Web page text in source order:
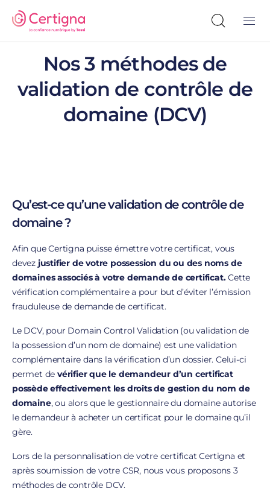
Nos 3 méthodes de
validation de contrôle de
domaine (DCV)
Qu’est-ce qu’une validation de contrôle de
domaine ?
Afin que Certigna puisse émettre votre certificat, vous
devez justifier de votre possession du ou des noms de
domaines associés à votre demande de certificat.Cette
vérification complémentaire a pour but d’éviter l’émission
frauduleuse de demande de certificat.
Le DCV, pour Domain Control Validation (ou validation de
la possession d’un nom de domaine) est une validation
complémentaire dans la vérification d’un dossier. Celui-ci
permet de vérifier que le demandeur d’un certificat
possède effectivement les droits de gestion du nom de
domaine, ou alors que le gestionnaire du domaine autorise
le demandeur à acheter un certificat pour le domaine qu’il
gère.
Lors de la personnalisation de votre certificat Certigna et
après soumission de votre CSR, nous vous proposons 3
méthodes de contrôle DCV.